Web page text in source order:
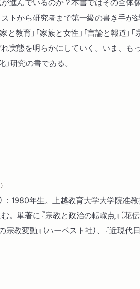
トから研究者まで第一級の書き手が結
と教育」「家族と女性」「言論と報道」「
実態を明らかにしていく。いま、も
研究の書である。
：1980年生。上越教育大学大学院
単著に『宗教と政治の転轍点』（花
宗教変動』（ハーベスト社）、『近現代